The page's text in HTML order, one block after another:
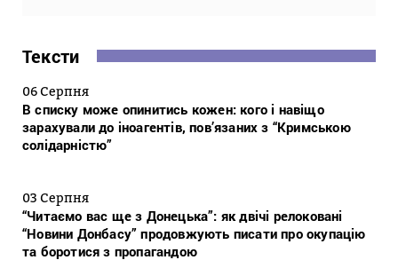
Тексти
06 Серпня
В списку може опинитись кожен: кого і навіщо
зарахували до іноагентів, пов’язаних з “Кримською
солідарністю”
03 Серпня
“Читаємо вас ще з Донецька”: як двічі релоковані
“Новини Донбасу” продовжують писати про окупацію
та боротися з пропагандою